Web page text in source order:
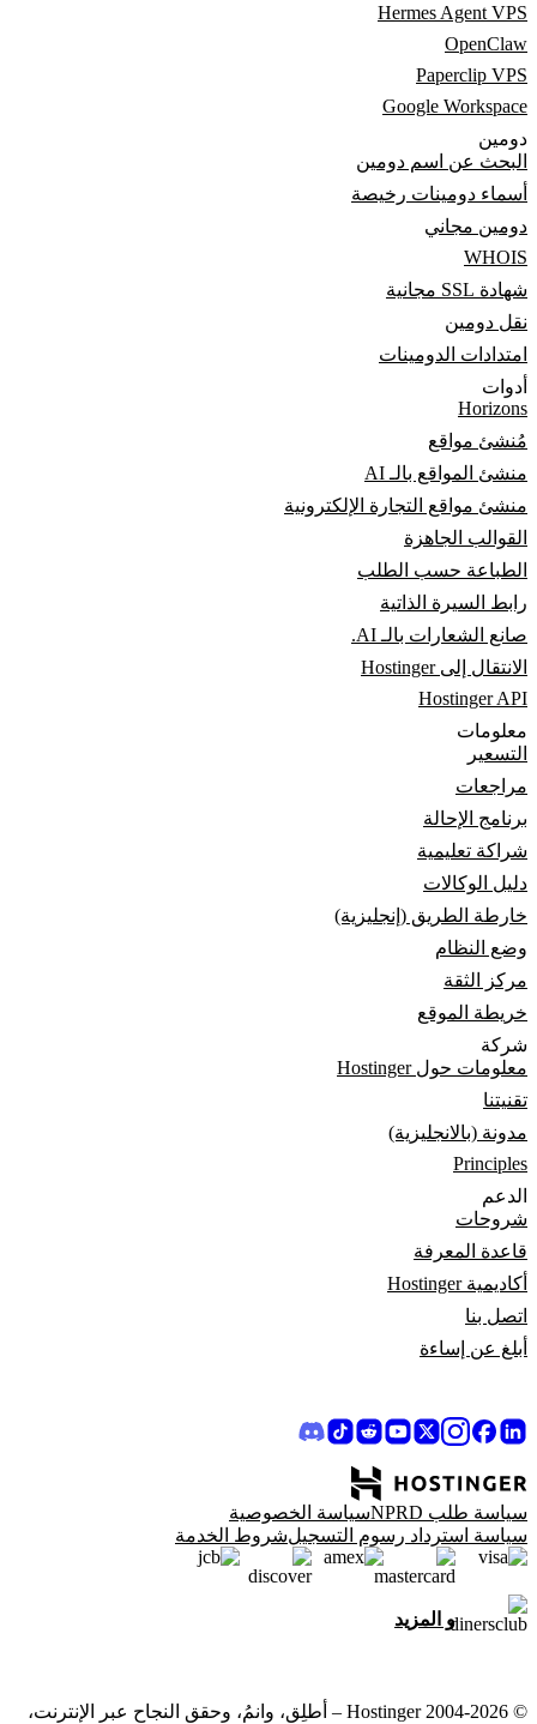
Hermes Agent VPS
OpenClaw
Paperclip VPS
Google Workspace
دومين
البحث عن اسم دومين
أسماء دومينات رخيصة
دومين مجاني
WHOIS
شهادة SSL مجانية
نقل دومين
امتدادات الدومينات
أدوات
Horizons
مُنشئ مواقع
منشئ المواقع بالـ AI
منشئ مواقع التجارة الإلكترونية
القوالب الجاهزة
الطباعة حسب الطلب
رابط السيرة الذاتية
صانع الشعارات بالـ AI.
الانتقال إلى Hostinger
Hostinger API
معلومات
التسعير
مراجعات
برنامج الإحالة
شراكة تعليمية
دليل الوكالات
خارطة الطريق (إنجليزية)
وضع النظام
مركز الثقة
خريطة الموقع
شركة
معلومات حول Hostinger
تقنيتنا
مدونة (بالانجليزية)
Principles
الدعم
شروحات
قاعدة المعرفة
أكاديمية Hostinger
اتصل بنا
أبلغ عن إساءة
سياسة طلب NPRD
سياسة الخصوصية
سياسة استرداد رسوم التسجيلشروط الخدمة
و المزيد
© 2004-2026 Hostinger – أطلِق، وانمُ، وحقق النجاح عبر الإنترنت،